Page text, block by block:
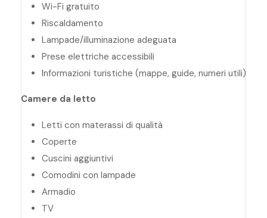
Wi-Fi gratuito
Riscaldamento
Lampade/illuminazione adeguata
Prese elettriche accessibili
Informazioni turistiche (mappe, guide, numeri utili)
Camere da letto
Letti con materassi di qualità
Coperte
Cuscini aggiuntivi
Comodini con lampade
Armadio
TV